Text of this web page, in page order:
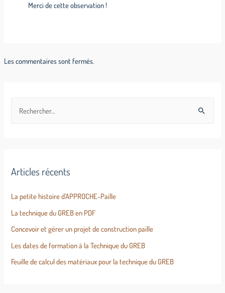
Merci de cette observation !
Les commentaires sont fermés.
Articles récents
La petite histoire d’APPROCHE-Paille
La technique du GREB en PDF
Concevoir et gérer un projet de construction paille
Les dates de formation à la Technique du GREB
Feuille de calcul des matériaux pour la technique du GREB